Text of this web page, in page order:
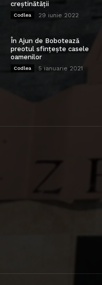
creștinătății
Codlea 29 iunie 2022
În Ajun de Bobotează
preotul sfințește casele
oamenilor
Codlea 5 ianuarie 2021